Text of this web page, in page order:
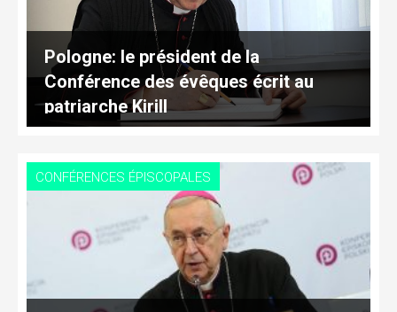
Pologne: le président de la
Conférence des évêques écrit au
patriarche Kirill
CONFÉRENCES ÉPISCOPALES